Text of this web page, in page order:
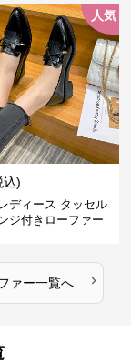
人気
込)
ディース タッセル
ジ付きローファー
ァー一覧へ ›